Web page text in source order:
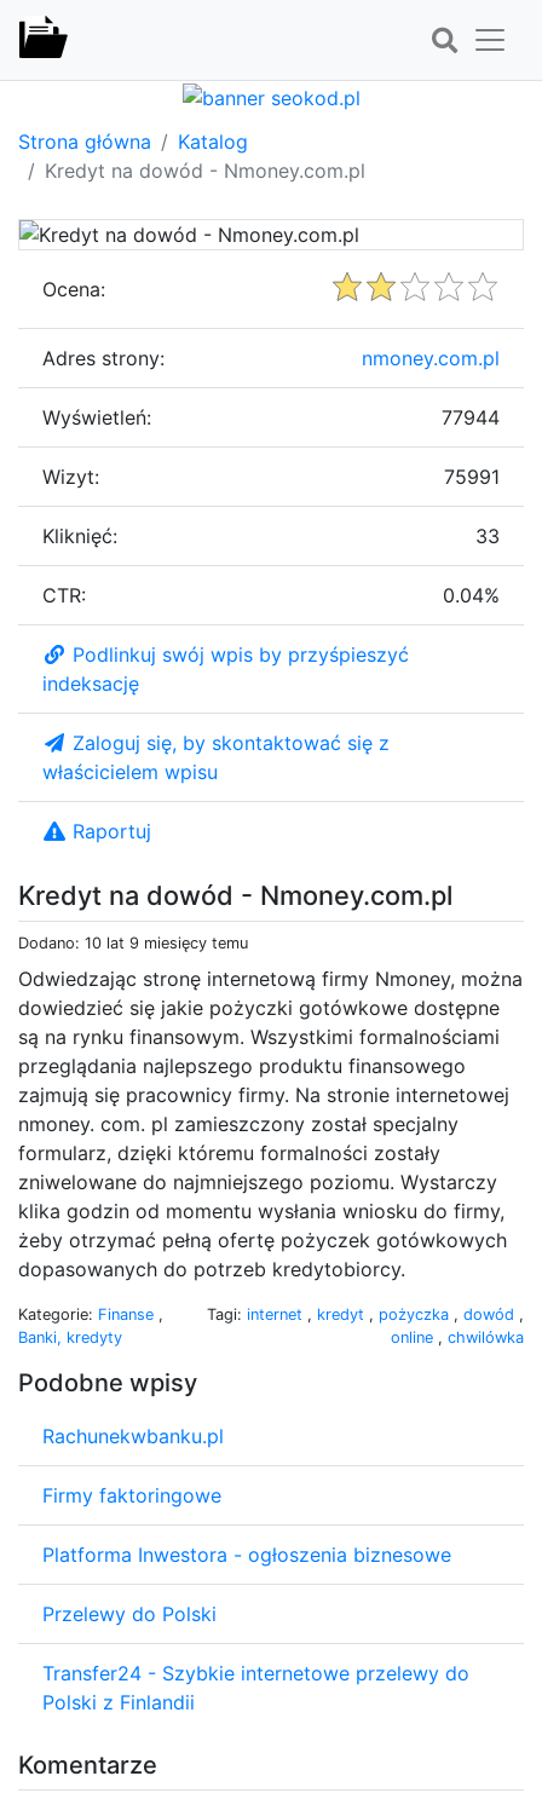
Strona główna
Katalog
Kredyt na dowód - Nmoney.com.pl
Kredyt na dowód - Nmoney.com.pl
Dodano: 10 lat 9 miesięcy temu
Odwiedzając stronę internetową firmy Nmoney, można
dowiedzieć się jakie pożyczki gotówkowe dostępne
są na rynku finansowym. Wszystkimi formalnościami
przeglądania najlepszego produktu finansowego
zajmują się pracownicy firmy. Na stronie internetowej
nmoney. com. pl zamieszczony został specjalny
formularz, dzięki któremu formalności zostały
zniwelowane do najmniejszego poziomu. Wystarczy
klika godzin od momentu wysłania wniosku do firmy,
żeby otrzymać pełną ofertę pożyczek gotówkowych
dopasowanych do potrzeb kredytobiorcy.
Kategorie: Finanse ,
Banki, kredyty
Tagi: internet , kredyt , pożyczka , dowód ,
online , chwilówka
Podobne wpisy
Rachunekwbanku.pl
Firmy faktoringowe
Platforma Inwestora - ogłoszenia biznesowe
Przelewy do Polski
Transfer24 - Szybkie internetowe przelewy do
Polski z Finlandii
Komentarze
Ocena:
Adres strony: nmoney.com.pl
Wyświetleń: 77944
Wizyt: 75991
Kliknięć: 33
CTR: 0.04%
Podlinkuj swój wpis by przyśpieszyć
indeksację
Zaloguj się, by skontaktować się z
właścicielem wpisu
Raportuj